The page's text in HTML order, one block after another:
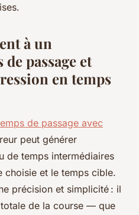
à un
passage et
en temps
de passage avec
peut générer
de temps intermédiaires
choisie et le temps cible.
précision et simplicité : il
totale de la course — que